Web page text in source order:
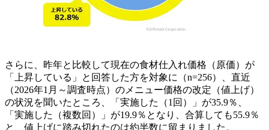
さらに、昨年と比較して現在の食材仕入れ価格（原価）が
「上昇している」と回答した方を対象に（n=256）、直近
（2026年1月～調査時点）のメニュー価格の改定（値上げ）
の状況を聞いたところ、「実施した（1回）」が35.9％、
「実施した（複数回）」が19.9％となり、合算しても55.9％
と、値上げに踏み切れたのは約半数に留まりました。